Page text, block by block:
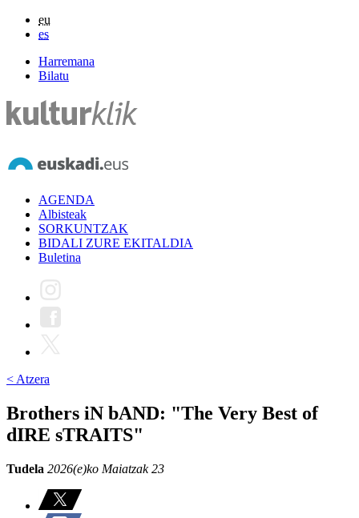
eu
es
Harremana
Bilatu
AGENDA
Albisteak
SORKUNTZAK
BIDALI ZURE EKITALDIA
Buletina
< Atzera
Brothers iN bAND: "The Very Best of
dIRE sTRAITS"
Tudela 2026(e)ko Maiatzak 23